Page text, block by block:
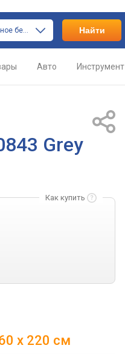
только постельное белье Найти
Авто Инструмент
Grey
Как купить
x 220 см